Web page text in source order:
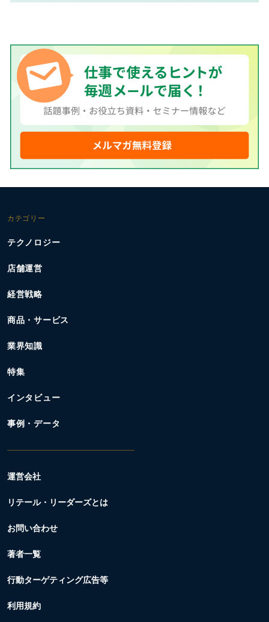
カテゴリー
テクノロジー
店舗運営
経営戦略
商品・サービス
業界知識
特集
インタビュー
事例・データ
運営会社
リテール・リーダーズとは
お問い合わせ
著者一覧
行動ターゲティング広告等
利用規約